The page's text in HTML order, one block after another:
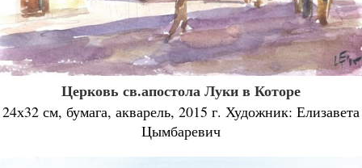
Церковь св.апостола Луки в Которе
24х32 см, бумага, акварель, 2015 г. Художник: Елизавета
Цымбаревич